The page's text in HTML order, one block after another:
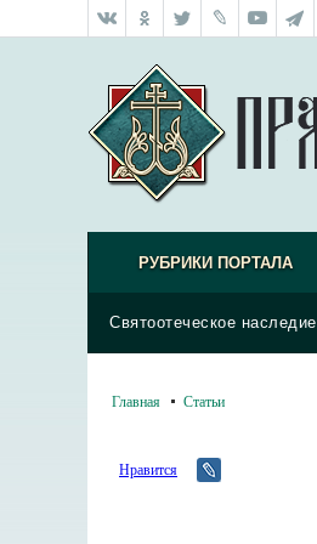
РУБРИКИ ПОРТАЛА
Святоотеческое наследие
Главная Статьи
Нравится